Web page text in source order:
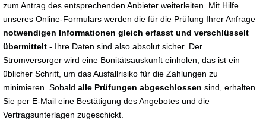
zum Antrag des entsprechenden Anbieter weiterleiten. Mit Hilfe
unseres Online-Formulars werden die für die Prüfung Ihrer Anfrage
notwendigen Informationen gleich erfasst und verschlüsselt
übermittelt - Ihre Daten sind also absolut sicher. Der
Stromversorger wird eine Bonitätsauskunft einholen, das ist ein
üblicher Schritt, um das Ausfallrisiko für die Zahlungen zu
minimieren. Sobald alle Prüfungen abgeschlossen sind, erhalten
Sie per E-Mail eine Bestätigung des Angebotes und die
Vertragsunterlagen zugeschickt.